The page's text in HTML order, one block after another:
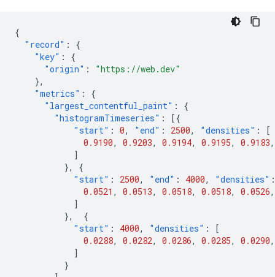
{
"record" :
{
"key" :
{
"origin" :
"https://web.dev"
},
"metrics" :
{
"largest_contentful_paint" :
{
"histogramTimeseries" :
[{
"start" : 0, "end" : 2500, "densities" :
[
0.9190, 0.9203, 0.9194, 0.9195, 0.9183,
]
},
{
"start" : 2500, "end" : 4000, "densities" :
0.0521 , 0.0513, 0.0518, 0.0518, 0.0526,
]
},
{
"start" : 4000, "densities" :
[
0.0288, 0.0282, 0.0286, 0.0285, 0.0290,
]
}